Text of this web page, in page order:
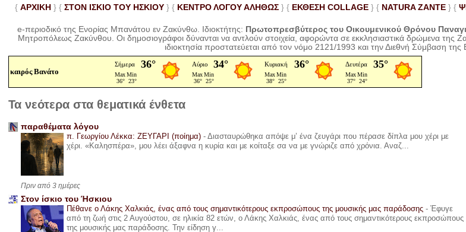
{ ΑΡΧΙΚΗ } { ΣΤΟΝ ΙΣΚΙΟ ΤΟΥ ΗΣΚΙΟΥ } { ΚΕΝΤΡΟ ΛΟΓΟΥ ΑΛΗΘΩΣ } { ΕΚΘΕΣΗ COLLAGE }{ NATURA ZANTE} {
e-περιοδικό της Ενορίας Μπανάτου εν Ζακύνθω. Ιδιοκτήτης: Πρωτοπρεσβύτερος του Οικουμενικού Θρόνου
Μητροπόλεως Ζακύνθου.Οι δημοσιογράφοι δύνανται να αντλούν στοιχεία, αφορώντα σε εκκλησιαστικά δρώμενα της
ιδιοκτησία προστατεύεται από τον νόμο 2121/1993 και την Διεθνή Σύμβαση
καιρός Βανάτο
Τα νεότερα στα θεματικά ένθετα
παραθέματα λόγου
π. Γεωργίου Λέκκα: ΖΕΥΓΑΡΙ (ποίημα) - Διασταυρώθηκα απόψε μ’ ένα ζευγάρι που πέρασε δίπλα μου χέρι με
χέρι. «Καλησπέρα», μου λέει άξαφνα η κυρία και με κοίταξε σα να με γνώριζε από χρόνια. Αναζ...
Πριν από 3 ημέρες
Στον ίσκιο του Ήσκιου
Πέθανε ο Λάκης Χαλκιάς, ένας από τους σημαντικότερους εκπροσώπους της μουσικής μας παράδοσης - Έφυγε
από τη ζωή στις 2 Αυγούστου, σε ηλικία 82 ετών, ο Λάκης Χαλκιάς, ένας από τους σημαντικότερους εκπροσώπους
της μουσικής μας παράδοσης. Την είδηση γ...